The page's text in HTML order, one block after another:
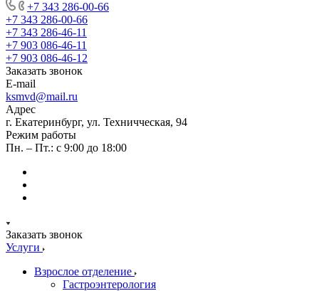
+7 343 286-00-66
+7 343 286-00-66
+7 343 286-46-11
+7 903 086-46-11
+7 903 086-46-12
Заказать звонок
E-mail
ksmvd@mail.ru
Адрес
г. Екатеринбург, ул. Техничческая, 94
Режим работы
Пн. – Пт.: с 9:00 до 18:00
Заказать звонок
Услуги
Взрослое отделение
Гастроэнтерология